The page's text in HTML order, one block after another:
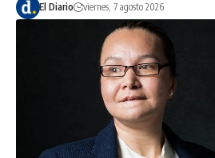
El Diario viernes, 7 agosto 2026